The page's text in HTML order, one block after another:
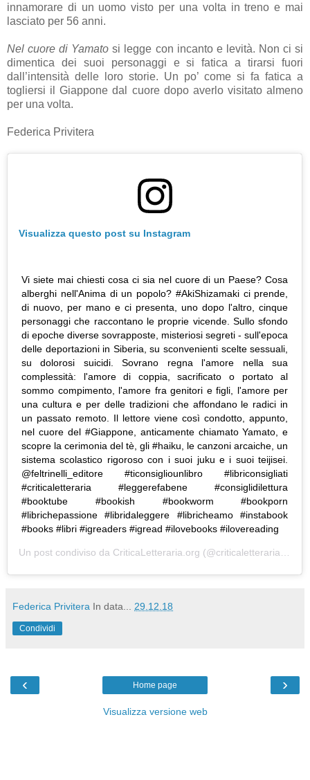
innamorare di un uomo visto per una volta in treno e mai
lasciato per 56 anni.
Nel cuore di Yamato si legge con incanto e levità. Non ci si
dimentica dei suoi personaggi e si fatica a tirarsi fuori
dall’intensità delle loro storie. Un po’ come si fa fatica a
togliersi il Giappone dal cuore dopo averlo visitato almeno
per una volta.
Federica Privitera
Visualizza questo post su Instagram
Vi siete mai chiesti cosa ci sia nel cuore di un Paese? Cosa
alberghi nell'Anima di un popolo? #AkiShizamaki ci prende,
di nuovo, per mano e ci presenta, uno dopo l'altro, cinque
personaggi che raccontano le proprie vicende. Sullo sfondo
di epoche diverse sovrapposte, misteriosi segreti - sull'epoca
delle deportazioni in Siberia, su sconvenienti scelte sessuali,
su dolorosi suicidi. Sovrano regna l'amore nella sua
complessità: l'amore di coppia, sacrificato o portato al
sommo compimento, l'amore fra genitori e figli, l'amore per
una cultura e per delle tradizioni che affondano le radici in
un passato remoto. Il lettore viene così condotto, appunto,
nel cuore del #Giappone, anticamente chiamato Yamato, e
scopre la cerimonia del tè, gli #haiku, le canzoni arcaiche, un
sistema scolastico rigoroso con i suoi juku e i suoi teijisei.
@feltrinelli_editore #ticonsigliounlibro #libriconsigliati
#criticaletteraria #leggerefabene #consiglidilettura
#booktube #bookish #bookworm #bookporn
#librichepassione #libridaleggere #libricheamo #instabook
#books #libri #igreaders #igread #ilovebooks #ilovereading
Un post condiviso da CriticaLetteraria.org (@criticaletteraria) in data:
Federica Privitera In data... 29.12.18
Condividi
‹ ›
Home page
Visualizza versione web